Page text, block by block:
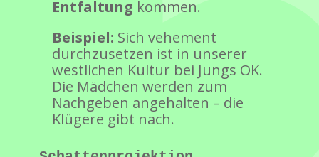
Entfaltung kommen.
Beispiel: Sich vehement
durchzusetzen ist in unserer
westlichen Kultur bei Jungs OK.
Die Mädchen werden zum
Nachgeben angehalten – die
Klügere gibt nach.